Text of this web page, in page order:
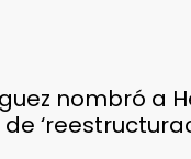
nombró a